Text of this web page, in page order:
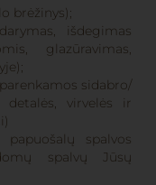
brėžinys);
išdegimas
glazūravimas,
sidabro/
virvelės ir
spalvos
spalvų Jūsų